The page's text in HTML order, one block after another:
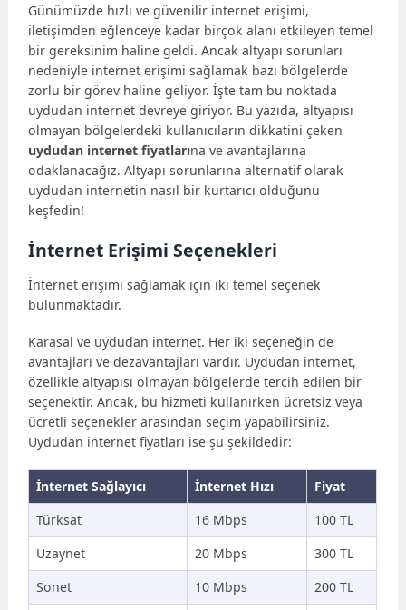
Günümüzde hızlı ve güvenilir internet erişimi,
iletişimden eğlenceye kadar birçok alanı etkileyen temel
bir gereksinim haline geldi. Ancak altyapı sorunları
nedeniyle internet erişimi sağlamak bazı bölgelerde
zorlu bir görev haline geliyor. İşte tam bu noktada
uydudan internet devreye giriyor. Bu yazıda, altyapısı
olmayan bölgelerdeki kullanıcıların dikkatini çeken
uydudan internet fiyatlarına ve avantajlarına
odaklanacağız. Altyapı sorunlarına alternatif olarak
uydudan internetin nasıl bir kurtarıcı olduğunu
keşfedin!
İnternet Erişimi Seçenekleri
İnternet erişimi sağlamak için iki temel seçenek
bulunmaktadır.
Karasal ve uydudan internet. Her iki seçeneğin de
avantajları ve dezavantajları vardır. Uydudan internet,
özellikle altyapısı olmayan bölgelerde tercih edilen bir
seçenektir. Ancak, bu hizmeti kullanırken ücretsiz veya
ücretli seçenekler arasından seçim yapabilirsiniz.
Uydudan internet fiyatları ise şu şekildedir:
İnternet Sağlayıcı İnternet Hızı
Fiyat
Türksat
16 Mbps
100 TL
Uzaynet
20 Mbps
300 TL
Sonet
10 Mbps
200 TL